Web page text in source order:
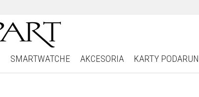
SMARTWATCHE AKCESORIA KARTY